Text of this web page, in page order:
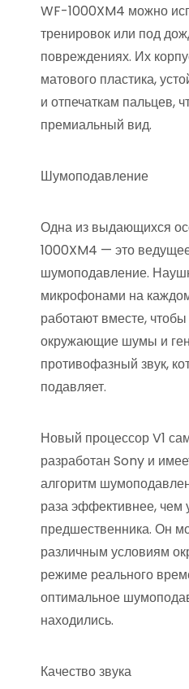
WF-1000XM4 можно
тренировок или под
повреждениях. Их
матового пластика,
и отпечаткам пальцев,
премиальный вид.
Шумоподавление
Одна из выдающихся
1000XM4 — это
шумоподавление.
микрофонами на
работают вместе,
окружающие шумы и
противофазный звук,
подавляет.
Новый процессор V1
разработан Sony и
алгоритм
раза эффективнее, чем
предшественника. Он
различным условиям
режиме реального
оптимальное
находились.
Качество звука